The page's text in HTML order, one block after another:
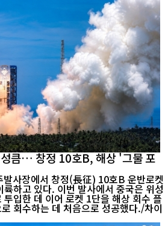
큼… 창정 10호B, 해상 '그물 포
사장에서 창정(長征) 10호B 운반로켓
하고 있다. 이번 발사에서 중국은 위성
입한 데 이어 로켓 1단을 해상 회수 플
회수하는 데 처음으로 성공했다./차이